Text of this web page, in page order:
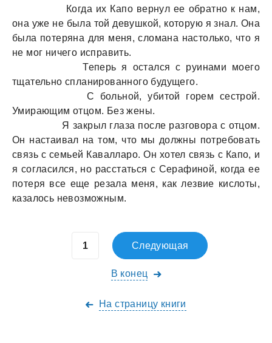
Когда их Капо вернул ее обратно к нам,
она уже не была той девушкой, которую я знал. Она
была потеряна для меня, сломана настолько, что я
не мог ничего исправить.
Теперь я остался с руинами моего
тщательно спланированного будущего.
С больной, убитой горем сестрой.
Умирающим отцом. Без жены.
Я закрыл глаза после разговора с отцом.
Он настаивал на том, что мы должны потребовать
связь с семьей Кавалларо. Он хотел связь с Капо, и
я согласился, но расстаться с Серафиной, когда ее
потеря все еще резала меня, как лезвие кислоты,
казалось невозможным.
Следующая
В конец
На страницу книги